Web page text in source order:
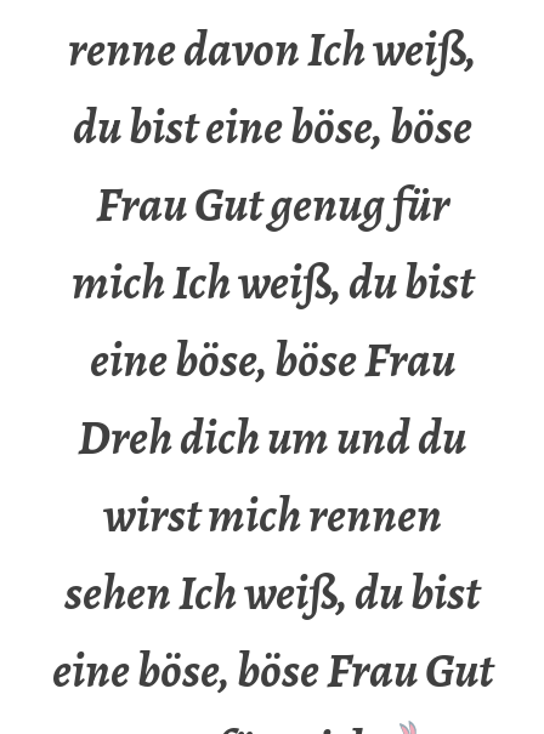
renne davon Ich weiß,
du bist eine böse, böse
Frau Gut genug für
mich Ich weiß, du bist
eine böse, böse Frau
Dreh dich um und du
wirst mich rennen
sehen Ich weiß, du bist
eine böse, böse Frau Gut